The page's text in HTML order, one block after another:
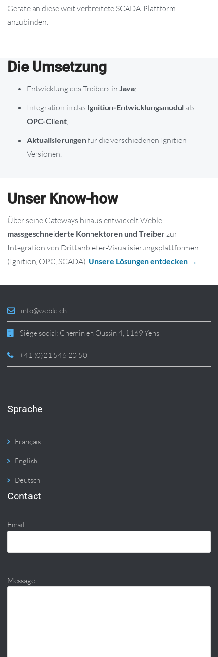
Geräte an diese weit verbreitete SCADA-Plattform
anzubinden.
Die Umsetzung
Entwicklung des Treibers in Java;
Integration in das Ignition-Entwicklungsmodul als
OPC-Client;
Aktualisierungenfür die verschiedenen Ignition-
Versionen.
Unser Know-how
Über seine Gateways hinaus entwickelt Weble
massgeschneiderte Konnektoren und Treiberzur
Integration von Drittanbieter-Visualisierungsplattformen
(Ignition, OPC, SCADA). Unsere Lösungen entdecken →
info@weble.ch
Siège social: Chemin en Oussin 4, 1169 Yens
+41 (0)21 546 20 50
Sprache
Français
English
Deutsch
Contact
Email:
Message